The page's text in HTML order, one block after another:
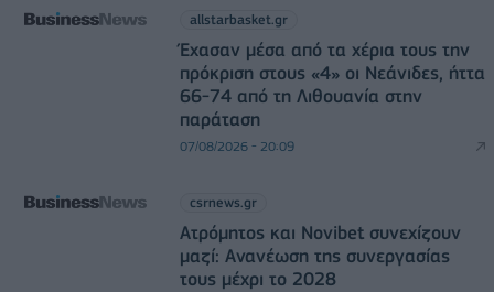
allstarbasket.gr
Έχασαν μέσα από τα χέρια τους την
πρόκριση στους «4» οι Νεάνιδες, ήττα
66-74 από τη Λιθουανία στην
παράταση
07/08/2026 - 20:09
csrnews.gr
Ατρόμητος και Novibet συνεχίζουν
μαζί: Ανανέωση της συνεργασίας
τους μέχρι το 2028